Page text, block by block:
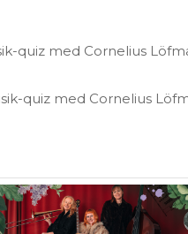
quiz med Cornelius
quiz med Cornelius